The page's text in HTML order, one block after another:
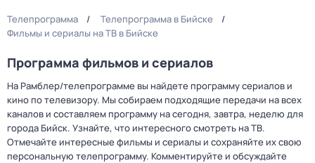
Телепрограмма
Телепрограмма в Бийске
Фильмы и сериалы на ТВ в Бийске
Программа фильмов и сериалов
На Рамблер/телепрограмме вы найдете программу сериалов и
кино по телевизору. Мы собираем подходящие передачи на всех
каналов и составляем программу на сегодня, завтра, неделю для
города Бийск. Узнайте, что интересного смотреть на ТВ.
Отмечайте интересные фильмы и сериалы и сохраняйте их свою
персональную телепрограмму. Комментируйте и обсуждайте